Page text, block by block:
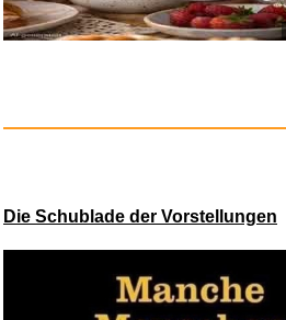
Die Schublade der Vorstellungen